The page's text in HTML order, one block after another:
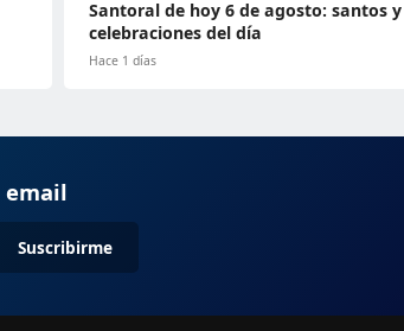
Santoral de hoy 6 de agosto: santos y
celebraciones del día
Hace 1 días
email
Suscribirme